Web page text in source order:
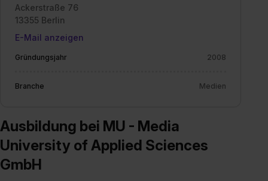
angemessenes Datenschutzniveau (EuGH – Schrems
II). Du kannst die von dir erteilte Einwilligung jederzeit mit
Wirkung für die Zukunft ganz oder teilweise über unsere
Einstellungen“ widerrufen. Weitere Informationen zu den
Ackerstraße 76
13355 Berlin
E-Mail anzeigen
Gründungsjahr 2008
Branche Medien
Ausbildung bei MU - Media
University of Applied Sciences
GmbH